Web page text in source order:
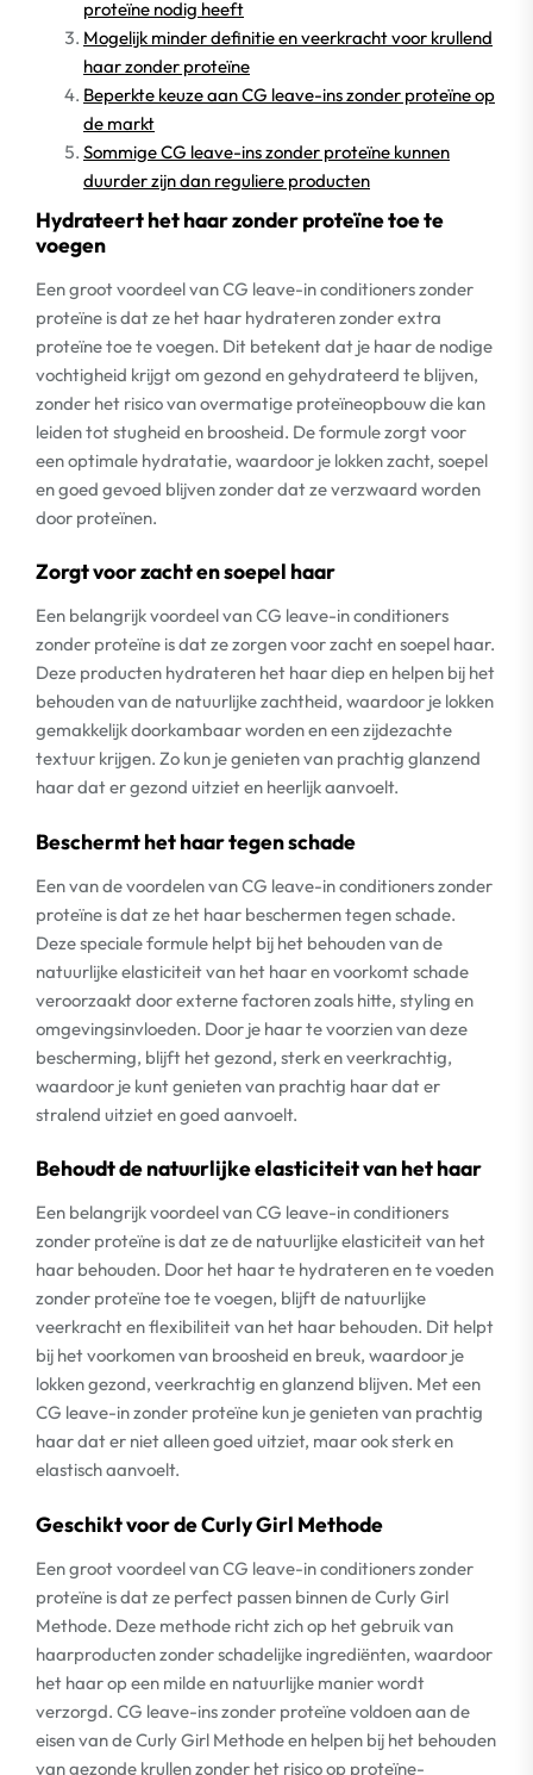
proteïne nodig heeft
Mogelijk minder definitie en veerkracht voor krullend
haar zonder proteïne
Beperkte keuze aan CG leave-ins zonder proteïne op
de markt
Sommige CG leave-ins zonder proteïne kunnen
duurder zijn dan reguliere producten
Hydrateert het haar zonder proteïne toe te
voegen
Een groot voordeel van CG leave-in conditioners zonder
proteïne is dat ze het haar hydrateren zonder extra
proteïne toe te voegen. Dit betekent dat je haar de nodige
vochtigheid krijgt om gezond en gehydrateerd te blijven,
zonder het risico van overmatige proteïneopbouw die kan
leiden tot stugheid en broosheid. De formule zorgt voor
een optimale hydratatie, waardoor je lokken zacht, soepel
en goed gevoed blijven zonder dat ze verzwaard worden
door proteïnen.
Zorgt voor zacht en soepel haar
Een belangrijk voordeel van CG leave-in conditioners
zonder proteïne is dat ze zorgen voor zacht en soepel haar.
Deze producten hydrateren het haar diep en helpen bij het
behouden van de natuurlijke zachtheid, waardoor je lokken
gemakkelijk doorkambaar worden en een zijdezachte
textuur krijgen. Zo kun je genieten van prachtig glanzend
haar dat er gezond uitziet en heerlijk aanvoelt.
Beschermt het haar tegen schade
Een van de voordelen van CG leave-in conditioners zonder
proteïne is dat ze het haar beschermen tegen schade.
Deze speciale formule helpt bij het behouden van de
natuurlijke elasticiteit van het haar en voorkomt schade
veroorzaakt door externe factoren zoals hitte, styling en
omgevingsinvloeden. Door je haar te voorzien van deze
bescherming, blijft het gezond, sterk en veerkrachtig,
waardoor je kunt genieten van prachtig haar dat er
stralend uitziet en goed aanvoelt.
Behoudt de natuurlijke elasticiteit van het haar
Een belangrijk voordeel van CG leave-in conditioners
zonder proteïne is dat ze de natuurlijke elasticiteit van het
haar behouden. Door het haar te hydrateren en te voeden
zonder proteïne toe te voegen, blijft de natuurlijke
veerkracht en flexibiliteit van het haar behouden. Dit helpt
bij het voorkomen van broosheid en breuk, waardoor je
lokken gezond, veerkrachtig en glanzend blijven. Met een
CG leave-in zonder proteïne kun je genieten van prachtig
haar dat er niet alleen goed uitziet, maar ook sterk en
elastisch aanvoelt.
Geschikt voor de Curly Girl Methode
Een groot voordeel van CG leave-in conditioners zonder
proteïne is dat ze perfect passen binnen de Curly Girl
Methode. Deze methode richt zich op het gebruik van
haarproducten zonder schadelijke ingrediënten, waardoor
het haar op een milde en natuurlijke manier wordt
verzorgd. CG leave-ins zonder proteïne voldoen aan de
eisen van de Curly Girl Methode en helpen bij het behouden
van gezonde krullen zonder het risico op proteïne-